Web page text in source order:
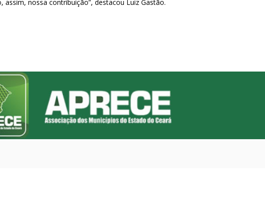
nossa contribuição”, destacou Luiz Gastão.